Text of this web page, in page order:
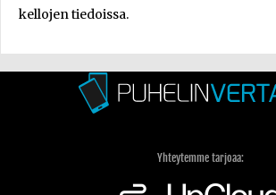
kellojen tiedoissa.
Yhteytemme tarjoaa: